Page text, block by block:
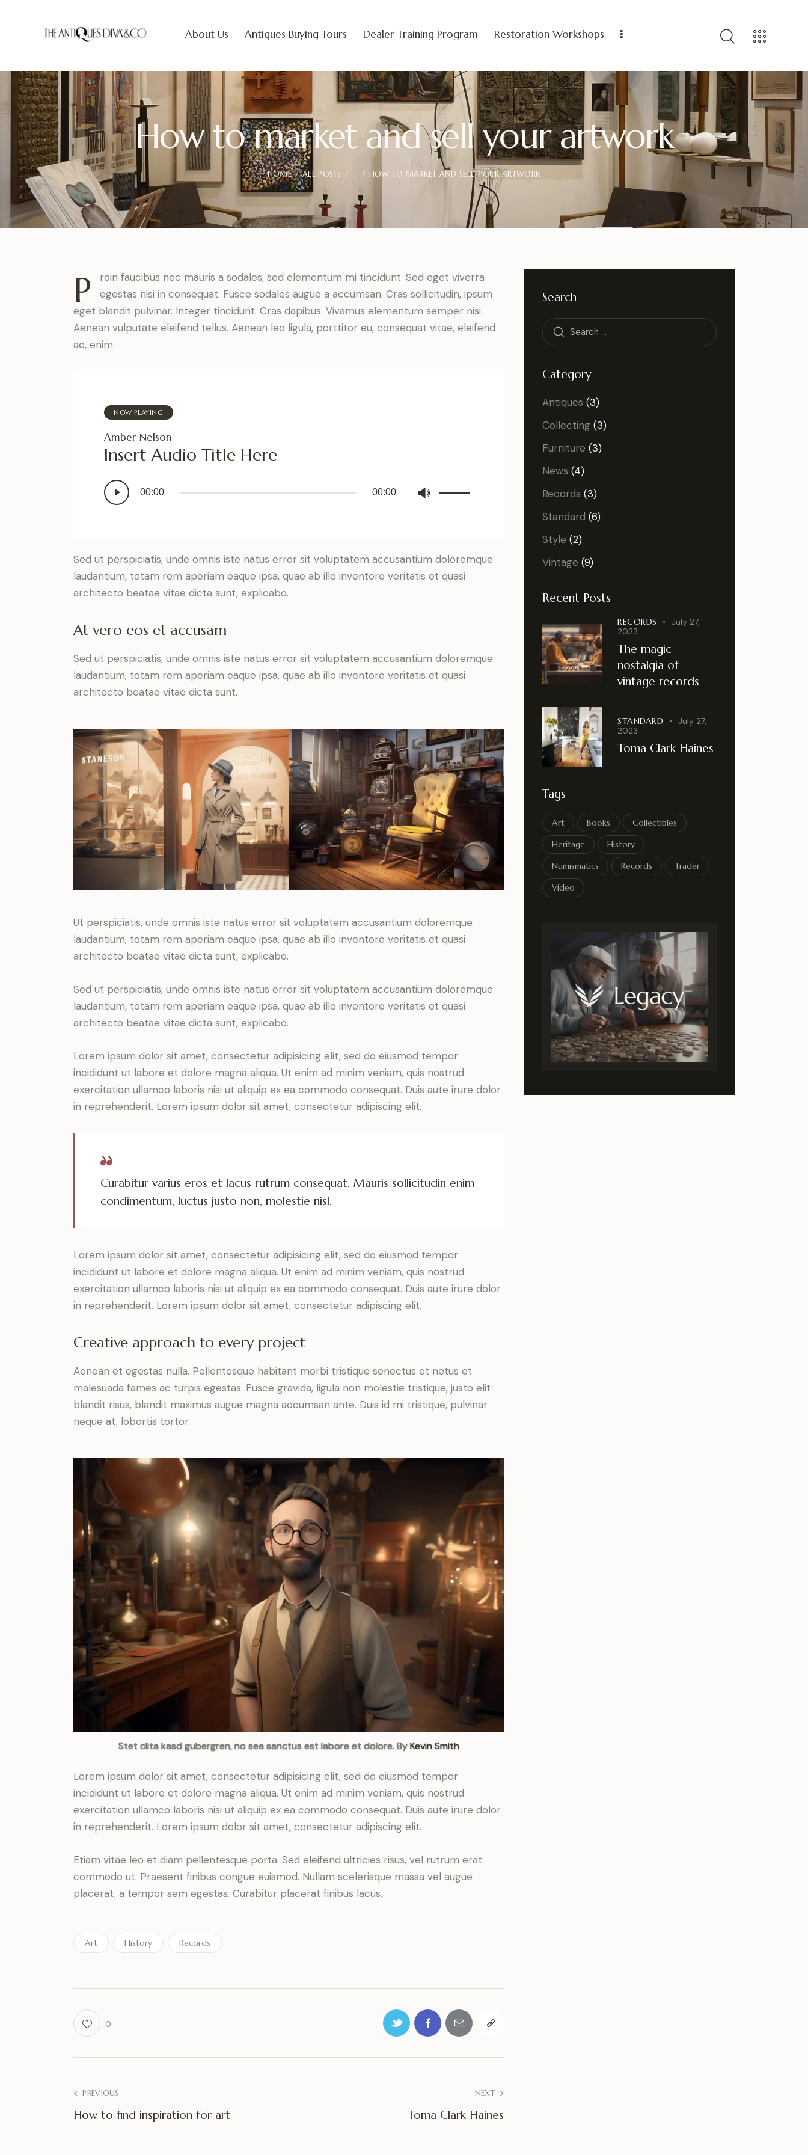
About Us Antiques Buying Tours Dealer Training Program Restoration Workshops
How to market and sell your artwork
HOME ALL POSTS ... HOW TO MARKET AND SELL YOUR ARTWORK
P
roin faucibus nec mauris a sodales, sed elementum mi tincidunt. Sed eget viverra
egestas nisi in consequat. Fusce sodales augue a accumsan. Cras sollicitudin, ipsum
eget blandit pulvinar. Integer tincidunt. Cras dapibus. Vivamus elementum semper nisi.
Aenean vulputate eleifend tellus. Aenean leo ligula, porttitor eu, consequat vitae, eleifend
ac, enim.
NOW PLAYING
Amber Nelson
Insert Audio Title Here
Audio
Player
00:00 00:00
to
increase
Sed ut perspiciatis, unde omnis iste natus error sit voluptatem accusantium doloremque
laudantium, totam rem aperiam eaque ipsa, quae ab illo inventore veritatis et quasi
architecto beatae vitae dicta sunt, explicabo.
At vero eos et accusam
Sed ut perspiciatis, unde omnis iste natus error sit voluptatem accusantium doloremque
laudantium, totam rem aperiam eaque ipsa, quae ab illo inventore veritatis et quasi
architecto beatae vitae dicta sunt.
Ut perspiciatis, unde omnis iste natus error sit voluptatem accusantium doloremque
laudantium, totam rem aperiam eaque ipsa, quae ab illo inventore veritatis et quasi
architecto beatae vitae dicta sunt, explicabo.
Sed ut perspiciatis, unde omnis iste natus error sit voluptatem accusantium doloremque
laudantium, totam rem aperiam eaque ipsa, quae ab illo inventore veritatis et quasi
architecto beatae vitae dicta sunt, explicabo.
Lorem ipsum dolor sit amet, consectetur adipisicing elit, sed do eiusmod tempor
incididunt ut labore et dolore magna aliqua. Ut enim ad minim veniam, quis nostrud
exercitation ullamco laboris nisi ut aliquip ex ea commodo consequat. Duis aute irure dolor
in reprehenderit. Lorem ipsum dolor sit amet, consectetur adipiscing elit.
Curabitur varius eros et lacus rutrum consequat. Mauris sollicitudin enim
condimentum, luctus justo non, molestie nisl.
Lorem ipsum dolor sit amet, consectetur adipisicing elit, sed do eiusmod tempor
incididunt ut labore et dolore magna aliqua. Ut enim ad minim veniam, quis nostrud
exercitation ullamco laboris nisi ut aliquip ex ea commodo consequat. Duis aute irure dolor
in reprehenderit. Lorem ipsum dolor sit amet, consectetur adipiscing elit.
Creative approach to every project
Aenean et egestas nulla. Pellentesque habitant morbi tristique senectus et netus et
malesuada fames ac turpis egestas. Fusce gravida, ligula non molestie tristique, justo elit
blandit risus, blandit maximus augue magna accumsan ante. Duis id mi tristique, pulvinar
neque at, lobortis tortor.
Stet clita kasd gubergren, no sea sanctus est labore et dolore. ByKevin Smith
Lorem ipsum dolor sit amet, consectetur adipisicing elit, sed do eiusmod tempor
incididunt ut labore et dolore magna aliqua. Ut enim ad minim veniam, quis nostrud
exercitation ullamco laboris nisi ut aliquip ex ea commodo consequat. Duis aute irure dolor
in reprehenderit. Lorem ipsum dolor sit amet, consectetur adipiscing elit.
Etiam vitae leo et diam pellentesque porta. Sed eleifend ultricies risus, vel rutrum erat
commodo ut. Praesent finibus congue euismod. Nullam scelerisque massa vel augue
placerat, a tempor sem egestas. Curabitur placerat finibus lacus.
Art History Records
0
PREVIOUS
How to find inspiration for art
NEXT
Toma Clark Haines
Search
Category
Antiques (3)
Collecting (3)
Furniture (3)
News (4)
Records (3)
Standard (6)
Style (2)
Vintage (9)
Recent Posts
RECORDS
July 27,
2023
The magic
nostalgia of
vintage records
STANDARD
July 27,
2023
Toma Clark Haines
Tags
Art Books
Collectibles
Heritage
History
Numismatics
Records
Trader
Video